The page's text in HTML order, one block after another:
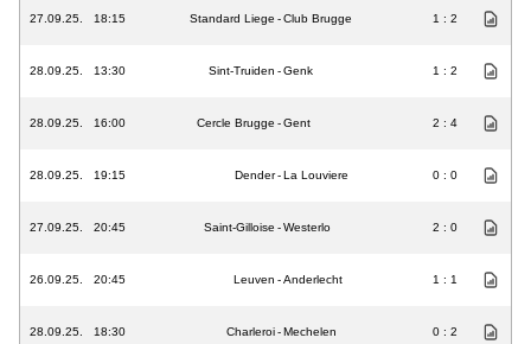
27.09.25. 18:15 Standard Liege -Club Brugge 1 : 2
28.09.25. 13:30 Sint-Truiden -Genk 1 : 2
28.09.25. 16:00 Cercle Brugge -Gent 2 : 4
28.09.25. 19:15 Dender-La Louviere 0 : 0
27.09.25. 20:45 Saint-Gilloise -Westerlo 2 : 0
26.09.25. 20:45 Leuven -Anderlecht 1 : 1
28.09.25. 18:30 Charleroi-Mechelen 0 : 2